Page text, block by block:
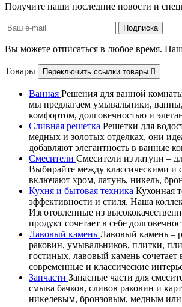
Получите наши последние новости и
Вы можете отписаться в любое время.
Товары Переключить ссылки товары 
Ванная Решения для ванной
мы предлагаем умывальники,
комфортом, долговечностью и
Сливная решетка Решетки для
медных и золотых отделках, они
добавляют элегантность в ванные
Смесители Смесители из латуни –
Выбирайте между классическими
включают хром, латунь, никель,
Кухня и бытовая техника Кухонная
эффективности и стиля. Наша
Изготовленные из
продукт сочетает в себе
Лавовый камень Лавовый камень –
раковин, умывальников, плитки,
гостиных, лавовый камень
современные и классические
Запчасти Запасные части для
смыва бачков, сливов раковин и
никелевым, бронзовым, медным или